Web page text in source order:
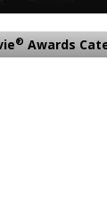
® Awards